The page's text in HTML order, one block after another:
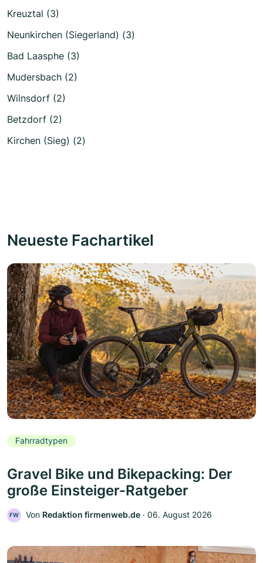
Kreuztal (3)
Neunkirchen (Siegerland) (3)
Bad Laasphe (3)
Mudersbach (2)
Wilnsdorf (2)
Betzdorf (2)
Kirchen (Sieg) (2)
Neueste Fachartikel
Fahrradtypen
Gravel Bike und Bikepacking: Der
große Einsteiger-Ratgeber
FW Von Redaktion firmenweb.de ‧ 06. August 2026